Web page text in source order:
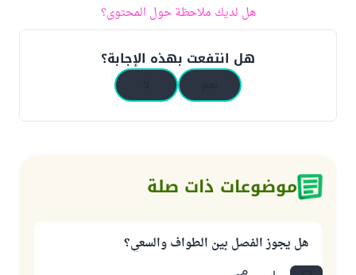
هل لديك ملاحظة حول المحتوى؟
هل انتفعت بهذه الإجابة؟
موضوعات ذات صلة
هل يجوز الفصل بين الطواف والسعي؟